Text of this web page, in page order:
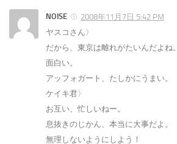
NOISE
2008年11月7日 5:42 PM
ヤスコさん〉
だから、東京は離れがたいんだよね。
面白い。
アッフォガート、たしかにうまい。
ケイキ君〉
お互い、忙しいねー。
息抜きのじかん、本当に大事だよ。
無理しないようにしよう！